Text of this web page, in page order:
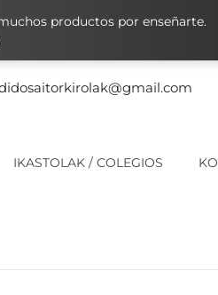
IKASTOLAK / COLEGIOS
productos por enseñarte.